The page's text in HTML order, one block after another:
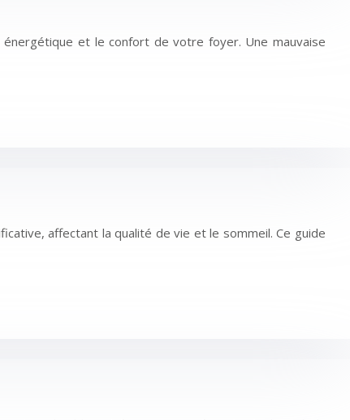
et le confort de votre foyer. Une mauvaise
affectant la qualité de vie et le sommeil. Ce guide